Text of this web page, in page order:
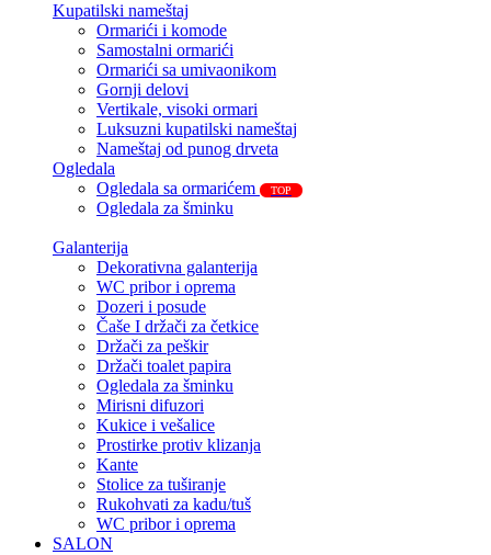
Kupatilski nameštaj
Ormarići i komode
Samostalni ormarići
Ormarići sa umivaonikom
Gornji delovi
Vertikale, visoki ormari
Luksuzni kupatilski nameštaj
Nameštaj od punog drveta
Ogledala
Ogledala sa ormarićem
TOP
Ogledala za šminku
Galanterija
Dekorativna galanterija
WC pribor i oprema
Dozeri i posude
Čaše I držači za četkice
Držači za peškir
Držači toalet papira
Ogledala za šminku
Mirisni difuzori
Kukice i vešalice
Prostirke protiv klizanja
Kante
Stolice za tuširanje
Rukohvati za kadu/tuš
WC pribor i oprema
SALON